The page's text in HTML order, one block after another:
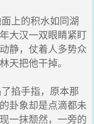
上的积水如同湖
大汉一双眼睛紧盯
静，仗着人多势众
天把他干掉。
掐手指，原本那
卦象却是点滴都未
一抹颓然，一旁的